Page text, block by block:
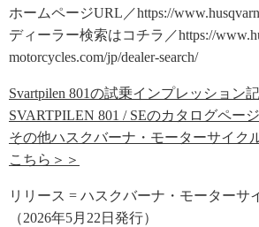
ホームページURL／https://
ディーラー検索はコチラ／https://
motorcycles.com/jp/dealer-search/
Svartpilen 801の試乗インプレッション
SVARTPILEN 801 / SEのカタログペー
その他ハスクバーナ・モーターサイク
こちら＞＞
リリース = ハスクバーナ・モーターサ
（2026年5月22日発行）